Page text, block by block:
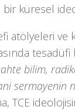
bir küresel
atölyeleri ve
bilim,
sermayenin
TCE